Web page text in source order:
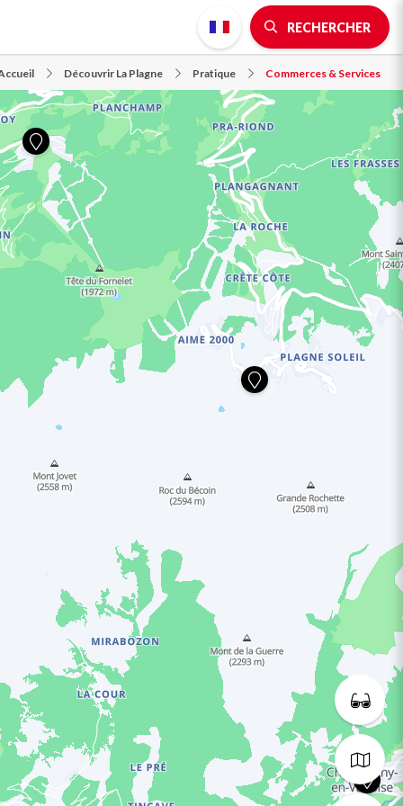
RECHERCHER
Découvrir La Plagne Pratique Commerces & Services